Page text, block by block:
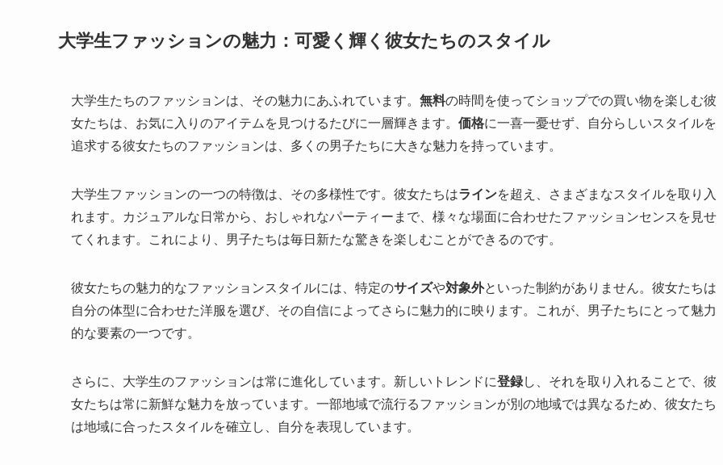
大学生ファッションの魅力：可愛く輝く彼女たちのスタイル
大学生たちのファッションは、その魅力にあふれています。 無料の時間を使ってショップでの買い物を楽しむ彼
女たちは、お気に入りのアイテムを見つけるたびに一層輝きます。 価格に一喜一憂せず、自分らしいスタイルを
追求する彼女たちのファッションは、多くの男子たちに大きな魅力を持っています。
大学生ファッションの一つの特徴は、その多様性です。彼女たちはラインを超え、さまざまなスタイルを取り入
れます。カジュアルな日常から、おしゃれなパーティーまで、様々な場面に合わせたファッションセンスを見せ
てくれます。これにより、男子たちは毎日新たな驚きを楽しむことができるのです。
彼女たちの魅力的なファッションスタイルには、特定のサイズや対象外といった制約がありません。彼女たちは
自分の体型に合わせた洋服を選び、その自信によってさらに魅力的に映ります。これが、男子たちにとって魅力
的な要素の一つです。
さらに、大学生のファッションは常に進化しています。新しいトレンドに登録し、それを取り入れることで、彼
女たちは常に新鮮な魅力を放っています。一部地域で流行るファッションが別の地域では異なるため、彼女たち
は地域に合ったスタイルを確立し、自分を表現しています。